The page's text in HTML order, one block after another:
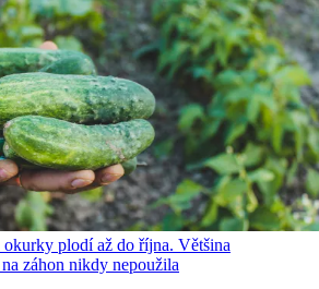
plodí až do října. Většina
záhon nikdy nepoužila